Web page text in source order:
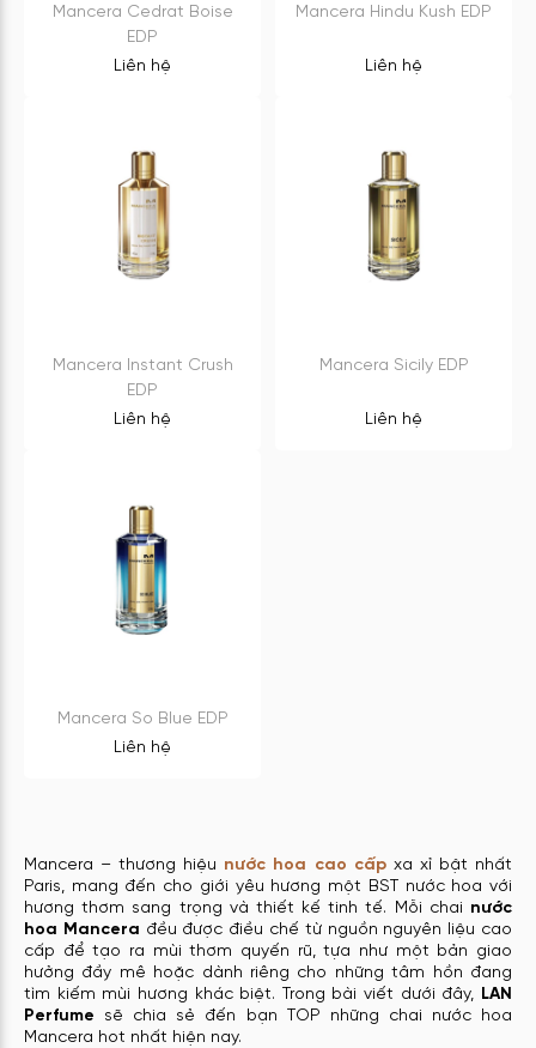
Mancera Cedrat Boise
EDP
Liên hệ
Mancera Hindu Kush EDP
Liên hệ
Mancera Instant Crush
EDP
Liên hệ
Mancera Sicily EDP
Liên hệ
Mancera So Blue EDP
Liên hệ
Mancera – thương hiệu nước hoa cao cấpxa xỉ bật nhất
Paris, mang đến cho giới yêu hương một BST nước hoa với
hương thơm sang trọng và thiết kế tinh tế. Mỗi chai nước
hoa Mancera đều được điều chế từ nguồn nguyên liệu cao
cấp để tạo ra mùi thơm quyến rũ, tựa như một bản giao
hưởng đầy mê hoặc dành riêng cho những tâm hồn đang
tìm kiếm mùi hương khác biệt. Trong bài viết dưới đây, LAN
Perfume sẽ chia sẻ đến bạn TOP những chai nước hoa
Mancera hot nhất hiện nay.